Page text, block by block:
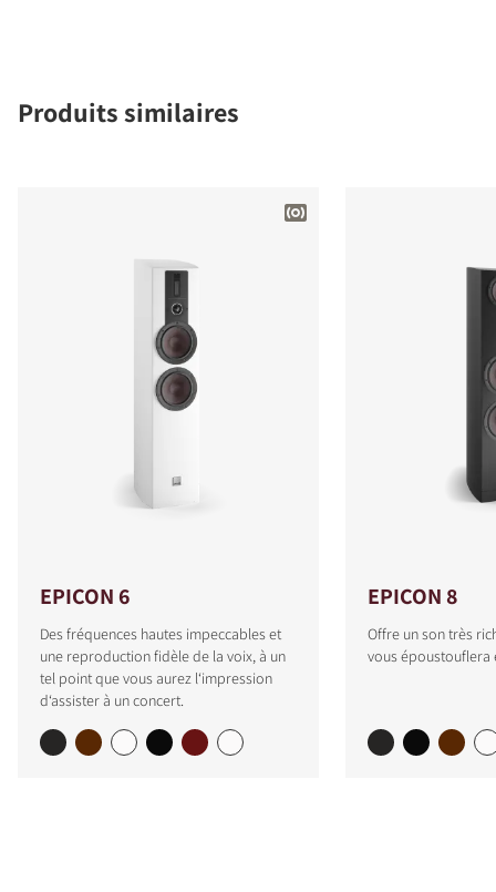
Produits similaires
EPICON 6
Des fréquences hautes impeccables et
une reproduction fidèle de la voix, à un
tel point que vous aurez l‘impression
d‘assister à un concert.
EPICON 8
Offre un son très
vous époustouflera